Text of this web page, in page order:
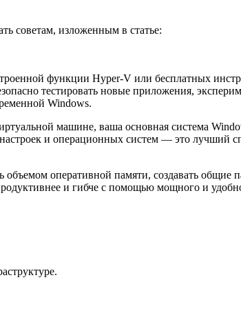
советам, изложенным в статье:
функции Hyper-V или бесплатных
тестировать новые приложения,
Windows.
машине, ваша основная система
и операционных систем — это лучший
оперативной памяти, создавать общие
и гибче с помощью мощного и